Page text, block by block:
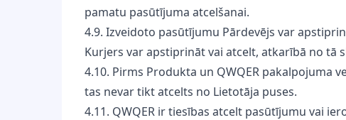
pamatu pasūtījuma atcelšanai.
4.9. Izveidoto pasūtījumu Pārdevējs var
Kurjers var apstiprināt vai atcelt, atkarībā no tā
4.10. Pirms Produkta un QWQER pakalpojuma
tas nevar tikt atcelts no Lietotāja puses.
4.11. QWQER ir tiesības atcelt pasūtījumu vai